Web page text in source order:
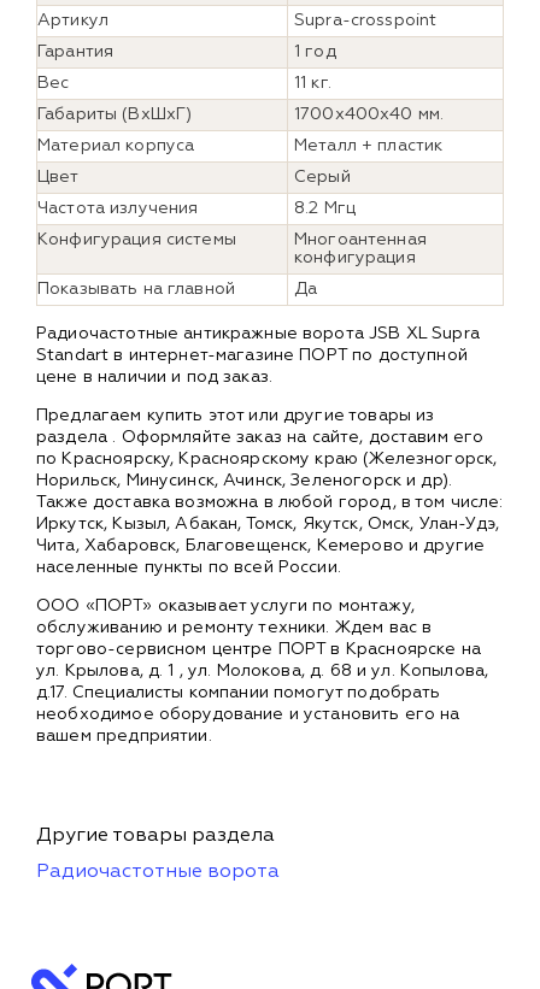
Артикул
Supra-crosspoint
Гарантия
1 год
Вес
11 кг.
Габариты (ВхШхГ)
1700х400х40 мм.
Материал корпуса
Металл + пластик
Цвет
Серый
Частота излучения
8.2 Мгц
Конфигурация системы
Многоантенная
конфигурация
Показывать на главной
Да
Радиочастотные антикражные ворота JSB XL Supra
Standart в интернет-магазине ПОРТ по доступной
цене в наличии и под заказ.
Предлагаем купить этот или другие товары из
раздела . Оформляйте заказ на сайте, доставим его
по Красноярску, Красноярскому краю (Железногорск,
Норильск, Минусинск, Ачинск, Зеленогорск и др).
Также доставка возможна в любой город, в том числе:
Иркутск, Кызыл, Абакан, Томск, Якутск, Омск, Улан-Удэ,
Чита, Хабаровск, Благовещенск, Кемерово и другие
населенные пункты по всей России.
ООО «ПОРТ» оказывает услуги по монтажу,
обслуживанию и ремонту техники. Ждем вас в
торгово-сервисном центре ПОРТ в Красноярске на
ул. Крылова, д. 1 , ул. Молокова, д. 68 и ул. Копылова,
д.17. Специалисты компании помогут подобрать
необходимое оборудование и установить его на
вашем предприятии.
Другие товары раздела
Радиочастотные ворота